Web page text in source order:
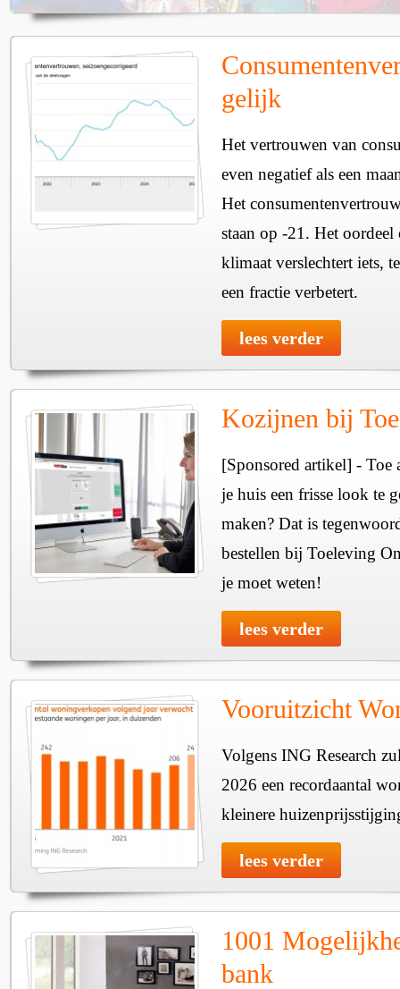
gelijk
Het vertrouwen van
even negatief als een
Het
staan op -21. Het
klimaat verslechtert iets,
een fractie verbetert.
lees verder
Kozijnen bij
[Sponsored artikel] - Toe
je huis een frisse look te
maken? Dat is
bestellen bij Toeleving
je moet weten!
lees verder
Vooruitzicht
Volgens ING Research
2026 een recordaantal
kleinere
lees verder
1001
bank